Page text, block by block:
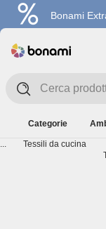
Bonami
Categorie
...
Tessili da cucina